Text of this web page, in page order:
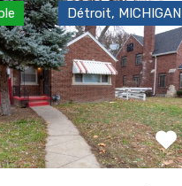
Détroit, MICHIGAN